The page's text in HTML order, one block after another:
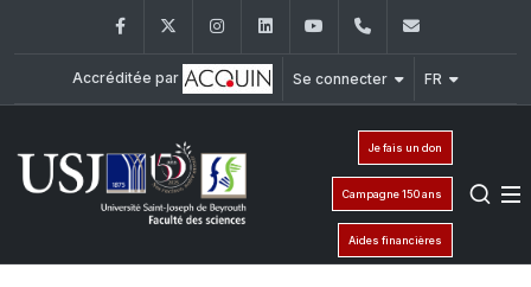
FacebookTwitter InstagramLinkedInYouTube+961 (1) 421 368
Accréditée par Se connecter FR
Je fais un don
Campagne 150 ans
Aides financières